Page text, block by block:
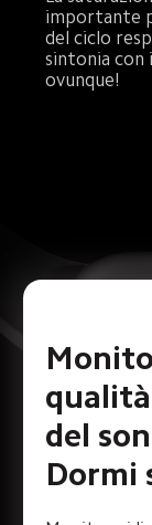
importante
del ciclo
sintonia con
ovunque!
qualità
del
Dormi